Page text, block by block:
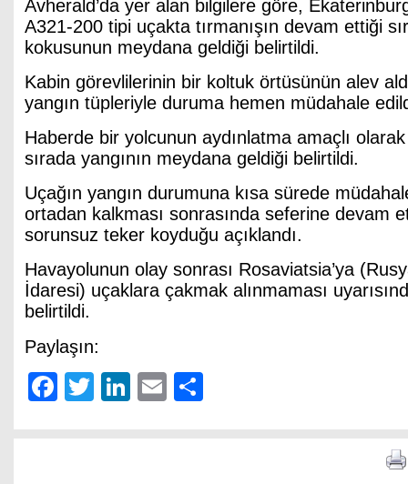
Avherald’da yer alan bilgilere göre,
A321-200 tipi uçakta tırmanışın devam ettiği
kokusunun meydana geldiği belirtildi.
Kabin görevlilerinin bir koltuk örtüsünün alev
yangın tüpleriyle duruma hemen müdahale
Haberde bir yolcunun aydınlatma amaçlı
sırada yangının meydana geldiği belirtildi.
Uçağın yangın durumuna kısa sürede
ortadan kalkması sonrasında seferine devam
sorunsuz teker koyduğu açıklandı.
Havayolunun olay sonrası Rosaviatsia’ya
İdaresi) uçaklara çakmak alınmaması
belirtildi.
Paylaşın:
Facebook
TwitterLinkedIn
Email